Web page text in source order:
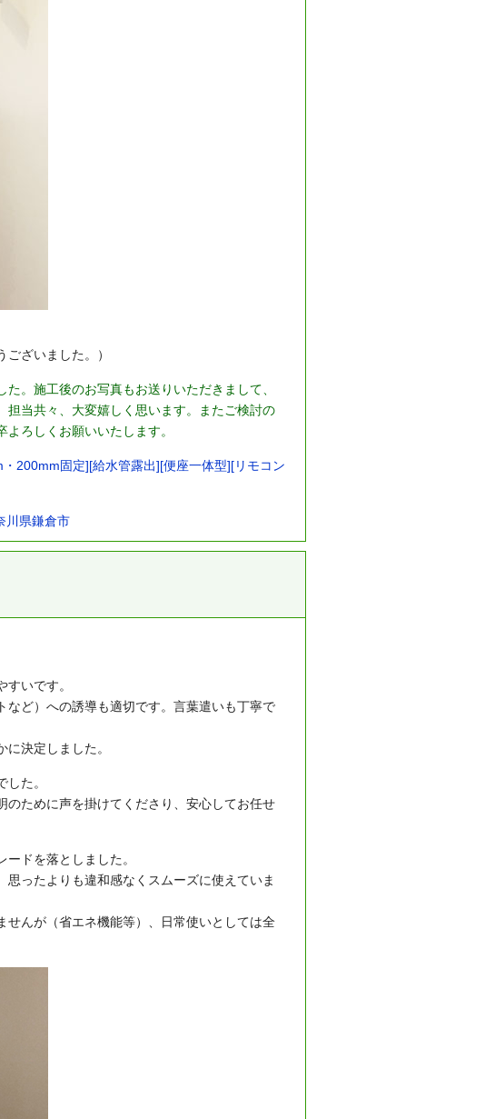
ざいました。）
。施工後のお写真もお送りいただきまして、
当共々、大変嬉しく思います。またご検討の
ろしくお願いいたします。
200mm固定][給水管露出][便座一体型][リモコン
川県鎌倉市
いです。
ど）への誘導も適切です。言葉遣いも丁寧で
決定しました。
た。
ために声を掛けてくださり、安心してお任せ
ドを落としました。
ったよりも違和感なくスムーズに使えていま
せんが（省エネ機能等）、日常使いとしては全